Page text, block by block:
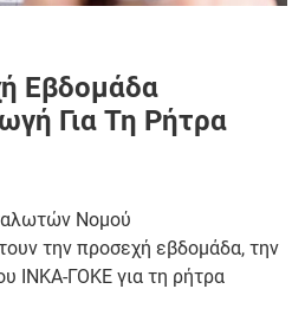
Εβδομάδα
Για Τη Ρήτρα
Νομού
την προσεχή εβδομάδα, την
ΙΝΚΑ-ΓΟΚΕ για τη ρήτρα